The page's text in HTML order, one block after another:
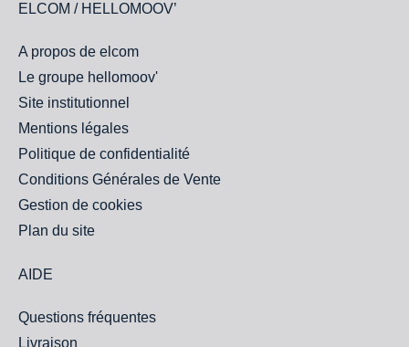
ELCOM / HELLOMOOV’
A propos de elcom
Le groupe hellomoov'
Site institutionnel
Mentions légales
Politique de confidentialité
Conditions Générales de Vente
Gestion de cookies
Plan du site
AIDE
Questions fréquentes
Livraison